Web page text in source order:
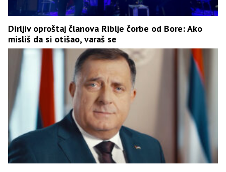
Dirljiv oproštaj članova Riblje čorbe od Bore: Ako
misliš da si otišao, varaš se